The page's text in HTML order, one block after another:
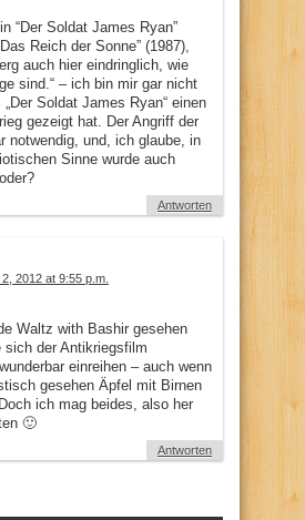
“Der Soldat James Ryan”
Reich der Sonne” (1987),
auch hier eindringlich, wie
sind.“ – ich bin mir gar nicht
Soldat James Ryan“ einen
gezeigt hat. Der Angriff der
notwendig, und, ich glaube, in
Sinne wurde auch
Antworten
2012 at 9:55 p.m.
Waltz with Bashir gesehen
sich der Antikriegsfilm
einreihen – auch wenn
gesehen Äpfel mit Birnen
ich mag beides, also her
🙂
Antworten